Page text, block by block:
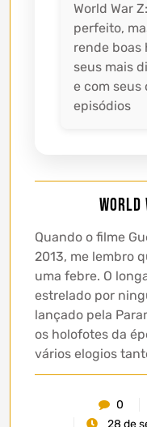
World War
perfeito,
rende boas
seus mais
e com seus
episódios
World
Quando o filme
2013, me lembro
uma febre. O
estrelado por
lançado pela
os holofotes da
vários elogios
0